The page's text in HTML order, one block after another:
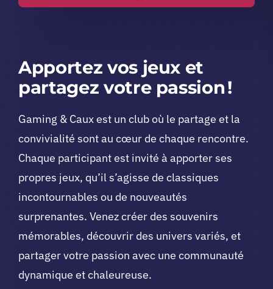
Apportez vos jeux et
partagez votre passion !
Gaming & Caux est un club où le partage et la
convivialité sont au cœur de chaque rencontre.
Chaque participant est invité à apporter ses
propres jeux, qu’il s’agisse de classiques
incontournables ou de nouveautés
surprenantes. Venez créer des souvenirs
mémorables, découvrir des univers variés, et
partager votre passion avec une communauté
dynamique et chaleureuse.